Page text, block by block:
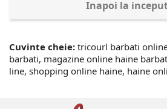
Inapoi la
Cuvinte cheie: tricourl barbati
barbati, magazine online haine
line, shopping online haine, haine